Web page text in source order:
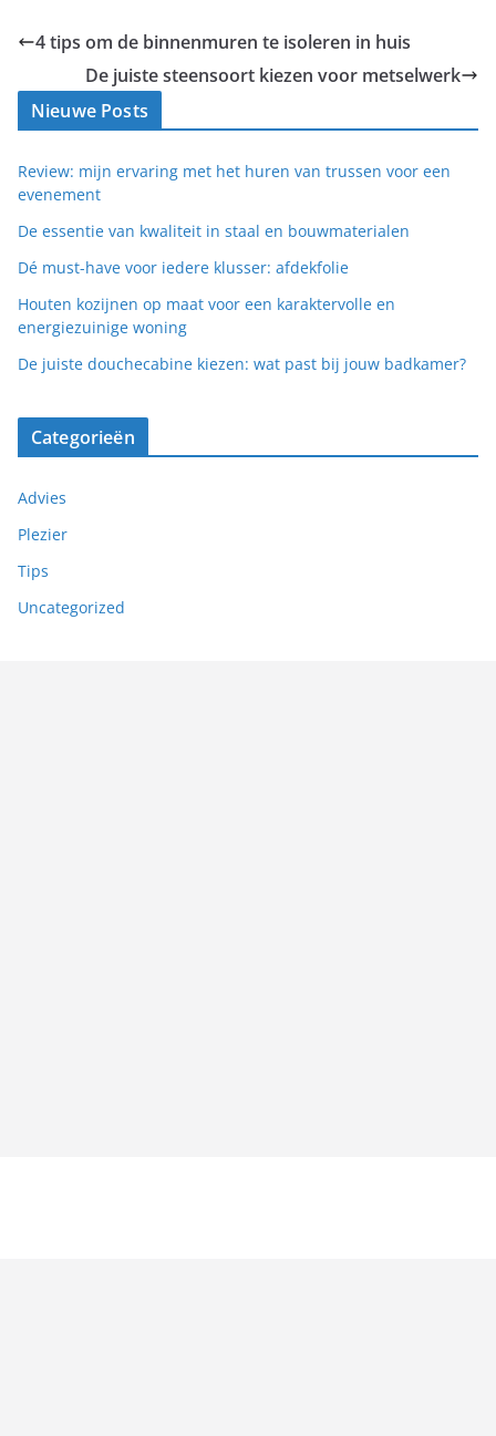
4 tips om de binnenmuren te isoleren in huis
De juiste steensoort kiezen voor metselwerk
Nieuwe Posts
Review: mijn ervaring met het huren van trussen voor een
evenement
De essentie van kwaliteit in staal en bouwmaterialen
Dé must-have voor iedere klusser: afdekfolie
Houten kozijnen op maat voor een karaktervolle en
energiezuinige woning
De juiste douchecabine kiezen: wat past bij jouw badkamer?
Categorieën
Advies
Plezier
Tips
Uncategorized